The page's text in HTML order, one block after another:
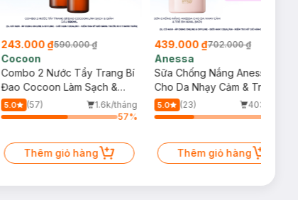
243.000 ₫590.000 ₫
Cocoon
Combo 2 Nước Tẩy Trang Bí
Đao Cocoon Làm Sạch &
Giảm Dầu 500ml
5.0 (57)
1.6k/tháng
57%
Thêm giỏ hàng
439.000 ₫702.000 ₫
Anessa
Sữa Chống Nắng Anessa
Cho Da Nhạy Cảm & Trẻ Em
60ml (Mới)
5.0 (23)
403/tháng
Thêm giỏ hàng